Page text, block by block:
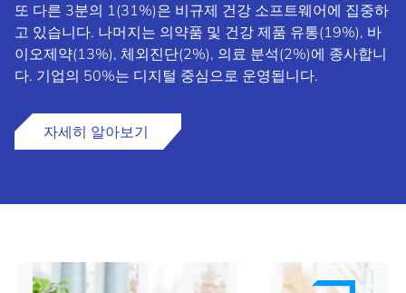
또 다른 3분의 1(31%)은 비규제 건강 소프트웨어에 집중하
고 있습니다. 나머지는 의약품 및 건강 제품 유통(19%), 바
이오제약(13%), 체외진단(2%), 의료 분석(2%)에 종사합니
다. 기업의 50%는 디지털 중심으로 운영됩니다.
자세히 알아보기